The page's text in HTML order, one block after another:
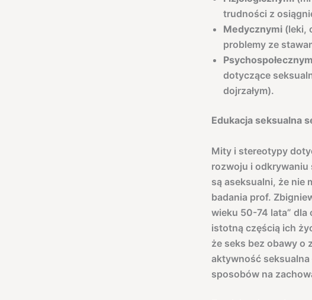
trudności z
Medycznymi (leki,
problemy ze
dotyczące
dojrzałym).
Edukacja seksualna
Mity i stereotypy
rozwoju i odkrywaniu
są aseksualni, że nie
badania prof.
wieku 50-74 lata”
istotną częścią ich
że seks bez obawy o
aktywność seksualna
sposobów na